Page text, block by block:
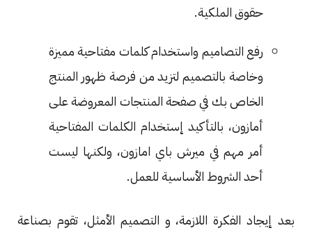
حقوق الملكية.
رفع التصاميم واستخدام كلمات مفتاحية مميزة
وخاصة بالتصميم لتزيد من فرصة ظهور المنتج
الخاص بك في صفحة المنتجات المعروضة على
أمازون، بالتأكيد إستخدام الكلمات المفتاحية
أمر مهم في ميرش باي امازون، ولكنها ليست
أحد الشروط الأساسية للعمل.
بعد إيجاد الفكرة اللازمة، و التصميم الأمثل، تقوم بصناعة